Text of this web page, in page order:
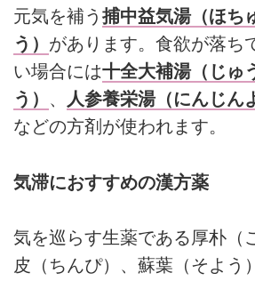
元気を補う 捕中益気湯（ほち
う） があります。食欲が落ち
い場合には十全大補湯（じゅ
う） 、 人参養栄湯（にんじん
などの方剤が使われます。
気滞におすすめの漢方薬
気を巡らす生薬である厚朴（
皮（ちんぴ）、蘇葉（そよう